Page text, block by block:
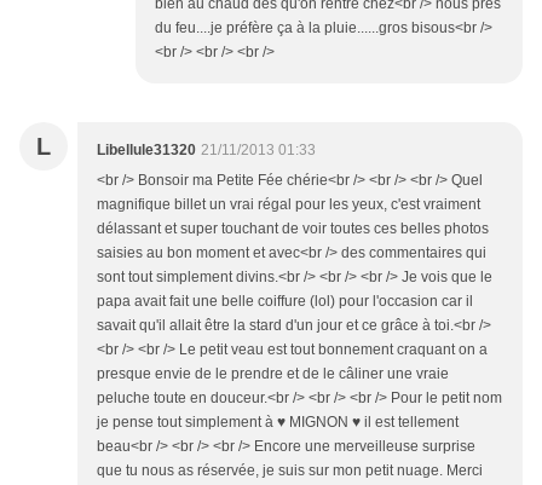
bien au chaud dès qu'on rentre chez<br /> nous près
du feu....je préfère ça à la pluie......gros bisous<br />
<br /> <br /> <br />
L Libellule31320 21/11/2013 01:33
<br /> Bonsoir ma Petite Fée chérie<br /> <br /> <br /> Quel
magnifique billet un vrai régal pour les yeux, c'est vraiment
délassant et super touchant de voir toutes ces belles photos
saisies au bon moment et avec<br /> des commentaires qui
sont tout simplement divins.<br /> <br /> <br /> Je vois que le
papa avait fait une belle coiffure (lol) pour l'occasion car il
savait qu'il allait être la stard d'un jour et ce grâce à toi.<br />
<br /> <br /> Le petit veau est tout bonnement craquant on a
presque envie de le prendre et de le câliner une vraie
peluche toute en douceur.<br /> <br /> <br /> Pour le petit nom
je pense tout simplement à ♥ MIGNON ♥ il est tellement
beau<br /> <br /> <br /> Encore une merveilleuse surprise
que tu nous as réservée, je suis sur mon petit nuage. Merci